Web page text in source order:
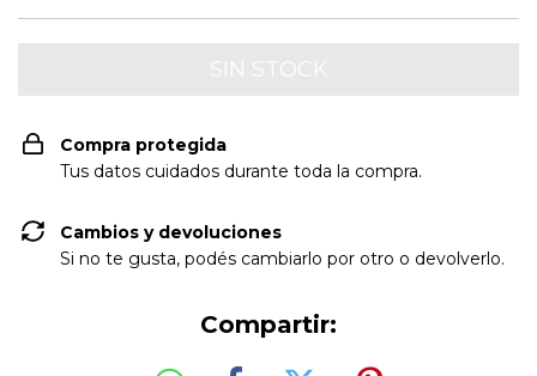
Compra protegida
Tus datos cuidados durante toda la compra.
Cambios y devoluciones
Si no te gusta, podés cambiarlo por otro o devolverlo.
Compartir: